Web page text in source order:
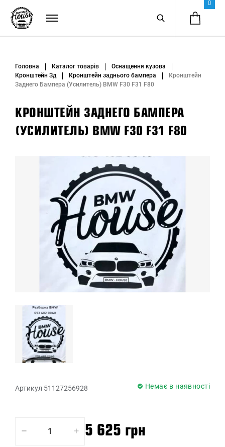
0
Головна Каталог товарів
Оснащення кузова
Кронштейн Зд
Кронштейн заднього бампера
Кронштейн
Заднего Бампера (Усилитель) BMW F30 F31 F80
КРОНШТЕЙН ЗАДНЕГО БАМПЕРА
(УСИЛИТЕЛЬ) BMW F30 F31 F80
Артикул 51127256928 Немає в наявності
5 625 грн